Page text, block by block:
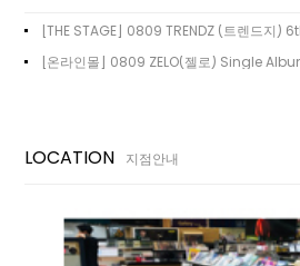
[THE STAGE] 0809 TRENDZ (트렌드지)
[온라인몰] 0809 ZELO(젤로) Single
LOCATION 지점안내